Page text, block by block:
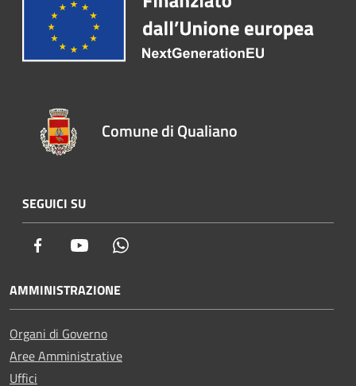
Comune di Qualiano
SEGUICI SU
Facebook Youtube
AMMINISTRAZIONE
Organi di Governo
Aree Amministrative
Uffici